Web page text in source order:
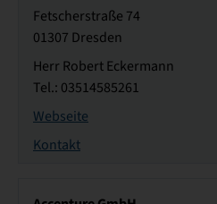
Fetscherstraße 74
01307 Dresden
Herr Robert Eckermann
Tel.: 03514585261
Webseite
Kontakt